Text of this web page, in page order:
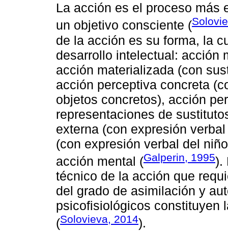
La acción es el proceso más
un objetivo consciente (
de la acción es su forma, la
desarrollo intelectual: acción
acción materializada (con
acción perceptiva concreta
objetos concretos), acción
representaciones de
externa (con expresión
(con expresión verbal del
acción mental (Galperin, 1995).
técnico de la acción que
del grado de asimilación y
psicofisiológicos constituyen
(Solovieva, 2014).